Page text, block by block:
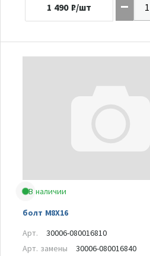
1 490 ₽/шт
В наличии
болт M8X16
Арт.
30006-080016810
Арт. замены
30006-080016840